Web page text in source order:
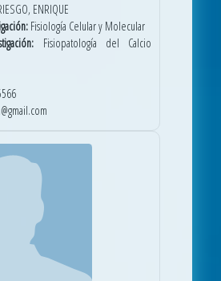
ENRIQUE
Fisiología Celular y Molecular
Fisiopatología del Calcio